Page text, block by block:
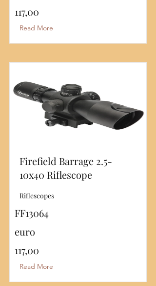
117,00
Read More
Firefield Barrage 2.5-
10x40 Riflescope
Riflescopes
FF13064
euro
117,00
Read More